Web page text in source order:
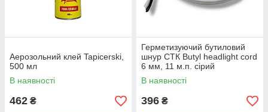
Аерозольний клей Tapicerski,
500 мл
В наявності
462 ₴
Герметизуючий бутиловий
шнур СТК Butyl headlight cord
6 мм, 11 м.п. сірий
В наявності
396 ₴